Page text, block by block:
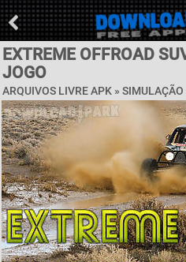
EXTREME OFFROAD
JOGO
ARQUIVOS LIVRE APK » SIMULAÇÃO